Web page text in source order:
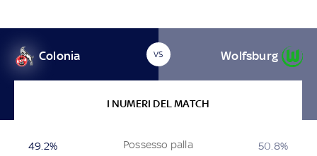
Colonia VS Wolfsburg
I NUMERI DEL MATCH
Possesso palla
49.2% 50.8%